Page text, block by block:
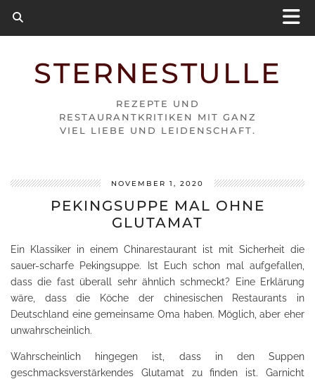
STERNESTULLE
REZEPTE UND
RESTAURANTKRITIKEN MIT GANZ
VIEL LIEBE UND LEIDENSCHAFT.
NOVEMBER 1, 2020
PEKINGSUPPE MAL OHNE
GLUTAMAT
Ein Klassiker in einem Chinarestaurant ist mit Sicherheit die
sauer-scharfe Pekingsuppe. Ist Euch schon mal aufgefallen,
dass die fast überall sehr ähnlich schmeckt? Eine Erklärung
wäre, dass die Köche der chinesischen Restaurants in
Deutschland eine gemeinsame Oma haben. Möglich, aber eher
unwahrscheinlich.
Wahrscheinlich hingegen ist, dass in den Suppen
geschmacksverstärkendes Glutamat zu finden ist. Garnicht